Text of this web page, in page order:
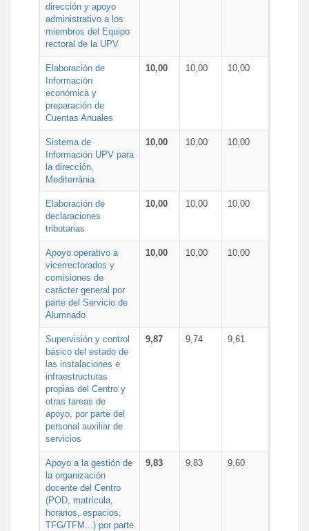
dirección y apoyo
administrativo a los
miembros del Equipo
rectoral de la UPV
Elaboración de
Información
económica y
preparación de
Cuentas Anuales
10,00 10,00 10,00
Sistema de
Información UPV para
la dirección,
Mediterrània
10,00 10,00 10,00
Elaboración de
declaraciones
tributarias
10,00 10,00 10,00
Apoyo operativo a
vicerrectorados y
comisiones de
carácter general por
parte del Servicio de
Alumnado
10,00 10,00 10,00
Supervisión y control
básico del estado de
las instalaciones e
infraestructuras
propias del Centro y
otras tareas de
apoyo, por parte del
personal auxiliar de
servicios
9,87 9,74 9,61
Apoyo a la gestión de
la organización
docente del Centro
(POD, matrícula,
horarios, espacios,
TFG/TFM...) por parte
9,83 9,83 9,60